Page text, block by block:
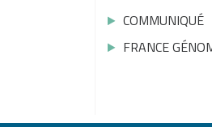
COMMUNIQUÉ
FRANCE